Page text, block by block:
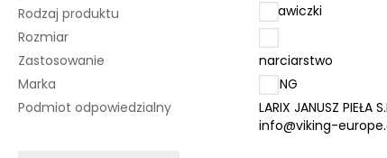
Rodzaj produktu
rękawiczki
Rozmiar
Zastosowanie
narciarstwo
Marka
VIKING
Podmiot odpowiedzialny
LARIX JANUSZ
info@viking-